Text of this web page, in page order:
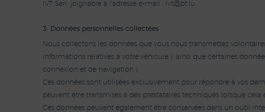
IVT Sarl, joignable à l'adresse e-mail :
ul.t
p@tv
i
3. Données personnelles collectées
Nous collectons les données que vous nous transmettez
informations relatives à votre véhicule ), ainsi que certaines
connexion et de navigation ).
Ces données sont utilisées exclusivement pour répondre à vos
peuvent être transmises à des prestataires techniques lorsque cela
Ces données peuvent également être conservées dans un outil